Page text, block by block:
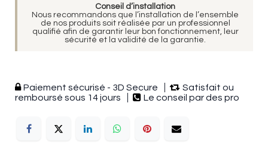
Conseil d’installation
Nous recommandons que l’installation de l’ensemble
de nos produits soit réalisée par un professionnel
qualifié afin de garantir leur bon fonctionnement, leur
sécurité et la validité de la garantie.
Paiement sécurisé - 3D Secure
Satisfait ou
remboursé sous 14 jours
Le conseil par des pro